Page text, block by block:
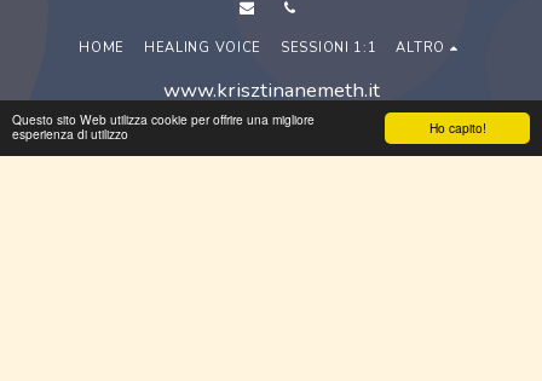
Ho capito!
Questo sito Web utilizza cookie per offrire una migliore
esperienza di utilizzo
www.krisztinanemeth.it
Copyright © 2026 Tutti i diritti riservati
HOME HEALING VOICE SESSIONI 1:1 ALTRO